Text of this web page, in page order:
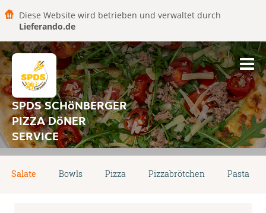
Diese Website wird betrieben und verwaltet durch
Lieferando.de
SPDS SCHöNBERGER
PIZZA DöNER
SERVICE
Salate Bowls Pizza Pizzabrötchen Pasta